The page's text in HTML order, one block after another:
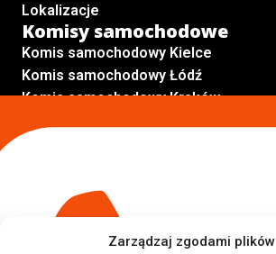
Zarządzaj zgodami plików
Lokalizacje
Komisy samochodowe
Komis samochodowy Kielce
Komis samochodowy Łódź
Komis samochodowy Kraków
Komis samochodowy Lublin
Komis samochodowy Sochaczew
Inne Lokalizacje